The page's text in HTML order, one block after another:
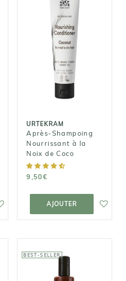
URTEKRAM
Après-Shampoing
Nourrissant à la
Noix de Coco
9,50€
AJOUTER
URTEKRAM
Après-
Shampoing
Nourrissant à
la Noix de
Coco
AJOUTER AU
PANIER
BEST-SELLER